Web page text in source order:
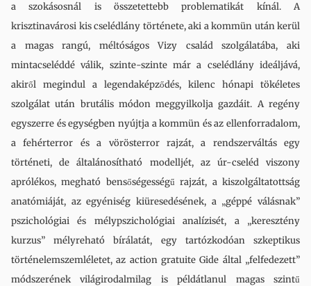
a szokásosnál is összetettebb problematikát kínál. A
krisztinavárosi kis cselédlány története, aki a kommün után kerül
a magas rangú, méltóságos Vizy család szolgálatába, aki
mintacseléddé válik, szinte-szinte már a cselédlány ideáljává,
akiről megindul a legendaképződés, kilenc hónapi tökéletes
szolgálat után brutális módon meggyilkolja gazdáit. A regény
egyszerre és egységben nyújtja a kommün és az ellenforradalom,
a fehérterror és a vörösterror rajzát, a rendszerváltás egy
történeti, de általánosítható modelljét, az úr-cseléd viszony
aprólékos, megható bensőségességű rajzát, a kiszolgáltatottság
anatómiáját, az egyéniség kiüresedésének, a „géppé válásnak”
pszichológiai és mélypszichológiai analízisét, a „keresztény
kurzus” mélyreható bírálatát, egy tartózkodóan szkeptikus
történelemszemléletet, az action gratuite Gide által „felfedezett”
módszerének világirodalmilag is példátlanul magas szintű